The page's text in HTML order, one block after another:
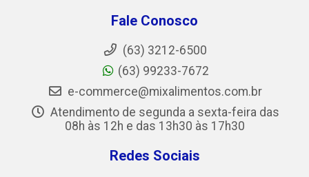
Fale Conosco
(63) 3212-6500
(63) 99233-7672
e-commerce@mixalimentos.com.br
Atendimento de segunda a sexta-feira das
08h às 12h e das 13h30 às 17h30
Redes Sociais